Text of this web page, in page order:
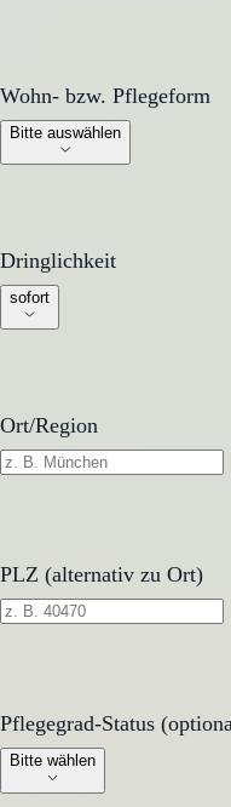
Wohn- bzw. Pflegeform
Wohn- bzw. Pflegeform
Bitte auswählen
Dringlichkeit
Dringlichkeit
sofort
Ort/Region
PLZ (alternativ zu Ort)
Pflegegrad-Status
Pflegegrad-Status
Bitte wählen